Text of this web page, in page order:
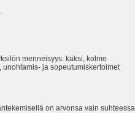
menneisyys: kaksi, kolme
ja sopeutumiskertoimet
on arvonsa vain suhteessa